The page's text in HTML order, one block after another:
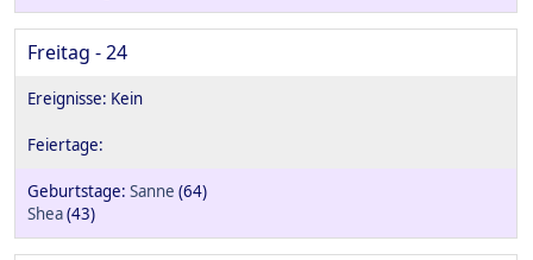
Freitag - 24
Sanne (64)
Shea(43)